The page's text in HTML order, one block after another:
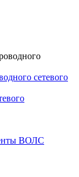
сетевого
ВОЛС